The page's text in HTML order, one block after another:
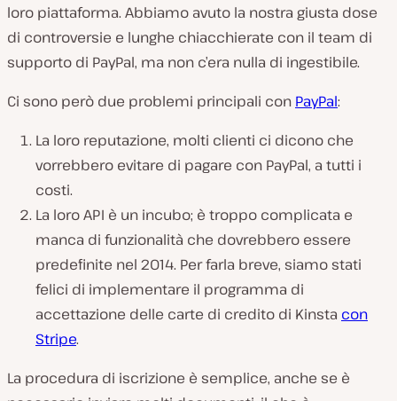
loro piattaforma. Abbiamo avuto la nostra giusta dose
di controversie e lunghe chiacchierate con il team di
supporto di PayPal, ma non c’era nulla di ingestibile.
Ci sono però due problemi principali con PayPal:
La loro reputazione, molti clienti ci dicono che
vorrebbero evitare di pagare con PayPal, a tutti i
costi.
La loro API è un incubo; è troppo complicata e
manca di funzionalità che dovrebbero essere
predefinite nel 2014. Per farla breve, siamo stati
felici di implementare il programma di
accettazione delle carte di credito di Kinsta con
Stripe.
La procedura di iscrizione è semplice, anche se è